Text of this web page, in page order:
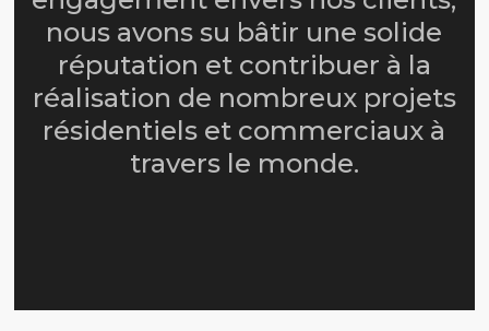
nous avons su bâtir une solide
réputation et contribuer à la
réalisation de nombreux projets
résidentiels et commerciaux à
travers le monde.